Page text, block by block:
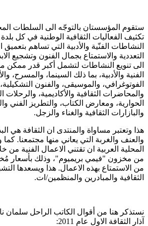
ستقوم المؤسستان بالتوجّه الى السلطات
تكثيف الفعاليات الثقافية الوطنية في كل
النشاطات الفنّية والأدبية التي تساهم بتعميق
التعددية والاستمتاع بجمال الفنون وتشجيع
الى تنويع النشاطات لتشمل أكبر قدر ممكن
الفنية والأدبية، بما ذلك السينما، والمسرح،
الفوتوغرافي، والموسيقى، والفنون
والمحاضرات الثقافية والأكاديمية، والرحلات
الحوارية، ومعارض الكتاب، والتطريز الفني
والبازارات الثقافية والغناء والزجل.
هذا وتعتبر مساواة والمنتدى ان الثقافة هي
والعنف والغربة التي يعاني منها مجتمعنا.
المحلية العربية ان تقتني الاعمال الفنية من
من مخزون "فيمي بريميوم"، وذلك بأسعار
من الاستمتاع بهذه الاعمال. هذا ويسعدها
الثقافية والمبادرين والمنظمين/ات.
نستذكر هنا من أقوال الكاتب الراحل سلمان
آذار الثقافة الاول عام 2011
: